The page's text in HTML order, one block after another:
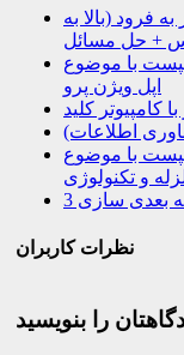
فرود (بالا به
+ حل مسائل
با موضوع
اپل ویژن پرو
کامپیوتر کلید
اطلاعات)
با موضوع
و تکنولوژی
نظرات کاربران
را بنویسید